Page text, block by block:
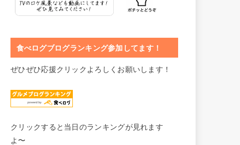
食べログブログランキング参加してます！
ぜひぜひ応援クリックよろしくお願いします！
クリックすると当日のランキングが見れます
よ〜